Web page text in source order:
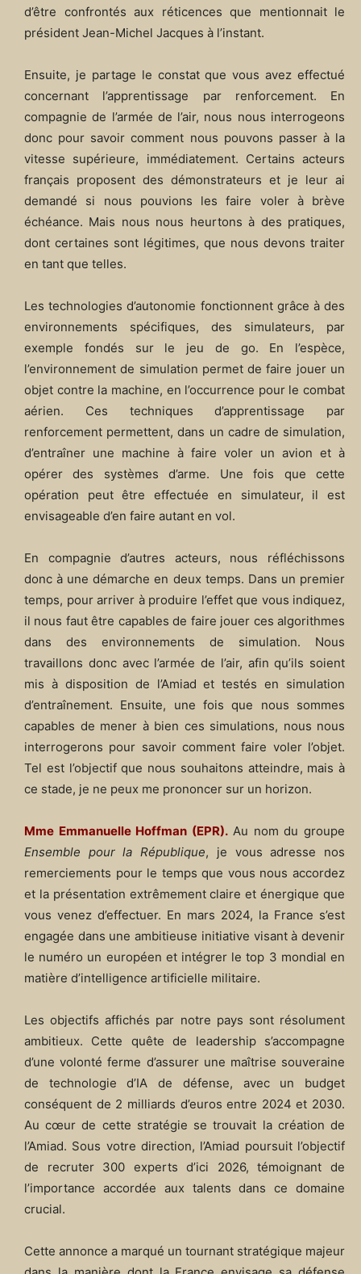
d’être confrontés aux réticences que mentionnait le
président Jean-Michel Jacques à l’instant.
Ensuite, je partage le constat que vous avez effectué
concernant l’apprentissage par renforcement. En
compagnie de l’armée de l’air, nous nous interrogeons
donc pour savoir comment nous pouvons passer à la
vitesse supérieure, immédiatement. Certains acteurs
français proposent des démonstrateurs et je leur ai
demandé si nous pouvions les faire voler à brève
échéance. Mais nous nous heurtons à des pratiques,
dont certaines sont légitimes, que nous devons traiter
en tant que telles.
Les technologies d’autonomie fonctionnent grâce à des
environnements spécifiques, des simulateurs, par
exemple fondés sur le jeu de go. En l’espèce,
l’environnement de simulation permet de faire jouer un
objet contre la machine, en l’occurrence pour le combat
aérien. Ces techniques d’apprentissage par
renforcement permettent, dans un cadre de simulation,
d’entraîner une machine à faire voler un avion et à
opérer des systèmes d’arme. Une fois que cette
opération peut être effectuée en simulateur, il est
envisageable d’en faire autant en vol.
En compagnie d’autres acteurs, nous réfléchissons
donc à une démarche en deux temps. Dans un premier
temps, pour arriver à produire l’effet que vous indiquez,
il nous faut être capables de faire jouer ces algorithmes
dans des environnements de simulation. Nous
travaillons donc avec l’armée de l’air, afin qu’ils soient
mis à disposition de l’Amiad et testés en simulation
d’entraînement. Ensuite, une fois que nous sommes
capables de mener à bien ces simulations, nous nous
interrogerons pour savoir comment faire voler l’objet.
Tel est l’objectif que nous souhaitons atteindre, mais à
ce stade, je ne peux me prononcer sur un horizon.
Mme Emmanuelle Hoffman (EPR).Au nom du groupe
Ensemble pour la République, je vous adresse nos
remerciements pour le temps que vous nous accordez
et la présentation extrêmement claire et énergique que
vous venez d’effectuer. En mars 2024, la France s’est
engagée dans une ambitieuse initiative visant à devenir
le numéro un européen et intégrer le top 3 mondial en
matière d’intelligence artificielle militaire.
Les objectifs affichés par notre pays sont résolument
ambitieux. Cette quête de leadership s’accompagne
d’une volonté ferme d’assurer une maîtrise souveraine
de technologie d’IA de défense, avec un budget
conséquent de 2 milliards d’euros entre 2024 et 2030.
Au cœur de cette stratégie se trouvait la création de
l’Amiad. Sous votre direction, l’Amiad poursuit l’objectif
de recruter 300 experts d’ici 2026, témoignant de
l’importance accordée aux talents dans ce domaine
crucial.
Cette annonce a marqué un tournant stratégique majeur